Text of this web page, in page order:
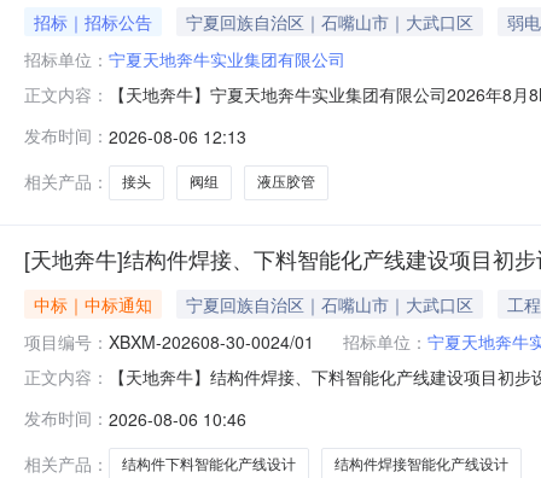
招标｜招标公告 宁夏回族自治区｜石嘴山市｜大武口区
弱
招标单位： 宁夏天地奔牛实业集团有限公司
正文内容：
【天地奔牛】宁夏天地奔牛实业集团有限公司2026年8
系统主要含液压胶管、接头、阀组；液压胶管标准参照
置密封。其余具体尺
发布时间： 2026-08-06 12:13
相关产品：
接头 阀组 液压胶管
[天地奔牛]结构件焊接、下料智能化产线建设项目初
中标｜中标通知 宁夏回族自治区｜石嘴山市｜大武口区
工
项目编号： XBXM-202608-30-0024/01 招标单位： 宁夏天地奔牛
正文内容：
【天地奔牛】结构件焊接、下料智能化产线建设项目初
发布时间： 2026-08-06 10:46
相关产品：
结构件下料智能化产线设计 结构件焊接智能化产线设计